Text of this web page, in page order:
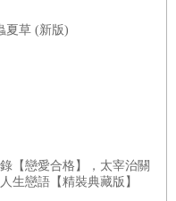
，若是這麼小的孩子，
孩子，已經被灌輸了武
子而言，不會覺得這隻
只是抓傷老婆婆，就這
的地方還被塗上辣椒，
夏草 (新版)
【戀愛合格】，太宰治關
生戀語【精裝典藏版】